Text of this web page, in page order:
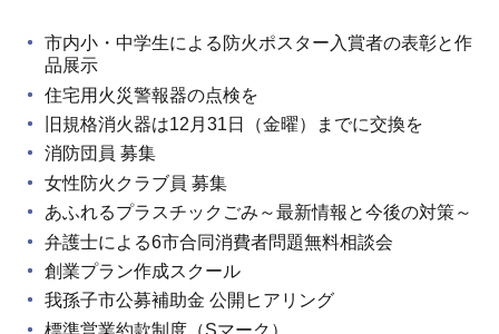
市内小・中学生による防火ポスター入賞者の表彰と作
品展示
住宅用火災警報器の点検を
旧規格消火器は12月31日（金曜）までに交換を
消防団員 募集
女性防火クラブ員 募集
あふれるプラスチックごみ～最新情報と今後の対策～
弁護士による6市合同消費者問題無料相談会
創業プラン作成スクール
我孫子市公募補助金 公開ヒアリング
標準営業約款制度（Sマーク）